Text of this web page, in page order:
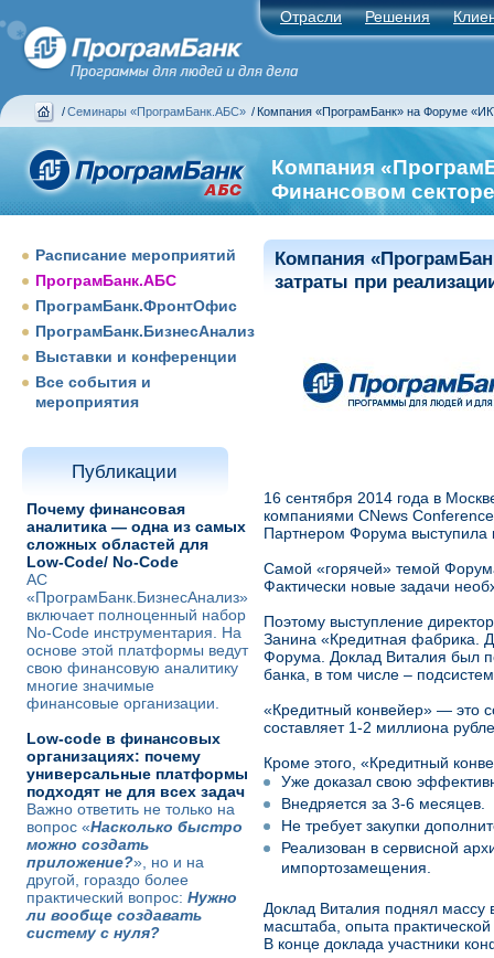
Отрасли Решения
/ Семинары «ПрограмБанк.АБС» / Компания «ПрограмБанк» на Форуме
Компания
Финансовом
Расписание мероприятий
ПрограмБанк.АБС
ПрограмБанк.ФронтОфис
ПрограмБанк.БизнесАнализ
Выставки и конференции
Все события и
мероприятия
Публикации
Почему финансовая
аналитика — одна из самых
сложных областей для
Low-Code/ No-Code
АС
«ПрограмБанк.БизнесАнализ»
включает полноценный набор
No-Code инструментария. На
основе этой платформы ведут
свою финансовую аналитику
многие значимые
финансовые организации.
Low-code в финансовых
организациях: почему
универсальные платформы
подходят не для всех задач
Важно ответить не только на
вопрос «Насколько быстро
можно создать
приложение?», но и на
другой, гораздо более
практический вопрос: Нужно
ли вообще создавать
систему с нуля?
Компания
затраты при
16 сентября 2014 года в
компаниями CNews
Партнером Форума выступила
Самой «горячей» темой
Фактически новые задачи
Поэтому выступление
Занина «Кредитная фабрика.
Форума. Доклад Виталия был
банка, в том числе –
«Кредитный конвейер» — это
составляет 1-2 миллиона
Кроме этого, «Кредитный
Уже доказал свою
Внедряется за 3-6 месяцев.
Не требует закупки
Реализован в сервисной
импортозамещения.
Доклад Виталия поднял массу
масштаба, опыта
В конце доклада участники